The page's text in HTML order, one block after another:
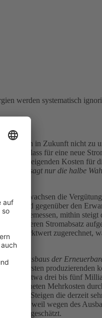
werden systematisch
auch in Zukunft nicht zu
Anlass für eine neue
Den steigenden Kosten für
sagt nur die halbe
Zwar wachsen die
und gegenüber den
zugemessen, mithin
geringeren Stromabsatz
Marktwert zugerechnet,
des Ausbaus der
am teuersten
auf etwa drei bis fünf
errechneten Mehrkosten
Steigen die derzeit
weil wegen des
geschätzt.